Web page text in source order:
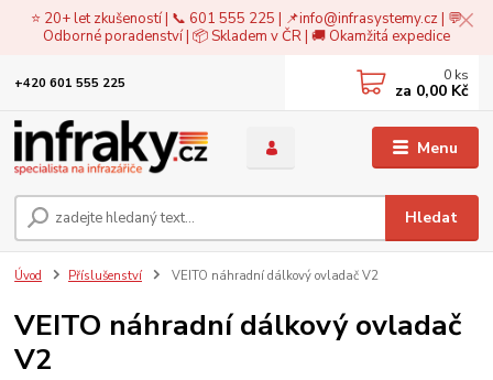
⭐ 20+ let zkušeností | 📞 601 555 225 | 📌info@infrasystemy.cz| 💬
Odborné poradenství | 📦 Skladem v ČR | 🚚 Okamžitá expedice
Menu
Hledat
+420 601 555 225 0 ks
za 0,00 Kč
Úvod Příslušenství VEITO náhradní dálkový ovladač V2
VEITO náhradní dálkový ovladač
V2